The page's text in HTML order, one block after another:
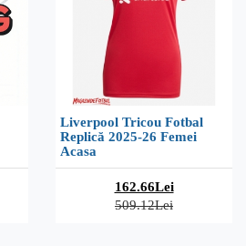
Liverpool Tricou Fotbal
Replică 2025-26 Femei
Acasa
162.66Lei
509.12Lei